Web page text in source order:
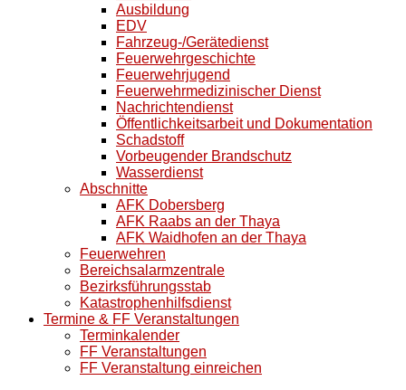
Ausbildung
EDV
Fahrzeug-/Gerätedienst
Feuerwehrgeschichte
Feuerwehrjugend
Feuerwehrmedizinischer Dienst
Nachrichtendienst
Öffentlichkeitsarbeit und Dokumentation
Schadstoff
Vorbeugender Brandschutz
Wasserdienst
Abschnitte
AFK Dobersberg
AFK Raabs an der Thaya
AFK Waidhofen an der Thaya
Feuerwehren
Bereichsalarmzentrale
Bezirksführungsstab
Katastrophenhilfsdienst
Termine & FF Veranstaltungen
Terminkalender
FF Veranstaltungen
FF Veranstaltung einreichen